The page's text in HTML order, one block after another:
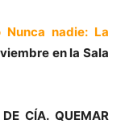
Nunca nadie: La
en la Sala
CÍA. QUEMAR